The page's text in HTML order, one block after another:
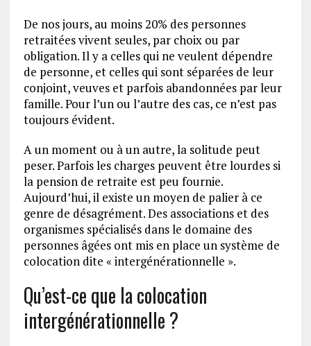
De nos jours, au moins 20% des personnes
retraitées vivent seules, par choix ou par
obligation. Il y a celles qui ne veulent dépendre
de personne, et celles qui sont séparées de leur
conjoint, veuves et parfois abandonnées par leur
famille. Pour l’un ou l’autre des cas, ce n’est pas
toujours évident.
A un moment ou à un autre, la solitude peut
peser. Parfois les charges peuvent être lourdes si
la pension de retraite est peu fournie.
Aujourd’hui, il existe un moyen de palier à ce
genre de désagrément. Des associations et des
organismes spécialisés dans le domaine des
personnes âgées ont mis en place un système de
colocation dite « intergénérationnelle ».
Qu’est-ce que la colocation
intergénérationnelle ?